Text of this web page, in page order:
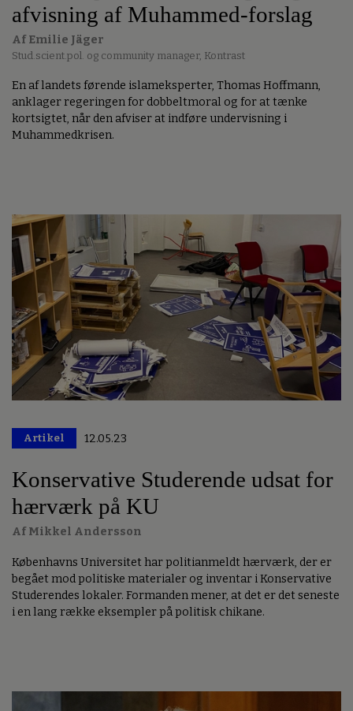
afvisning af Muhammed-forslag
Af Emilie Jäger
Stud.scient.pol. og community manager, Kontrast
En af landets førende islameksperter, Thomas Hoffmann,
anklager regeringen for dobbeltmoral og for at tænke
kortsigtet, når den afviser at indføre undervisning i
Muhammedkrisen.
Artikel 12.05.23
Konservative Studerende udsat for
hærværk på KU
Af Mikkel Andersson
Københavns Universitet har politianmeldt hærværk, der er
begået mod politiske materialer og inventar i Konservative
Studerendes lokaler. Formanden mener, at det er det seneste
i en lang række eksempler på politisk chikane.